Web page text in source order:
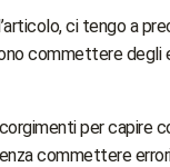
ci tengo a
commettere degli
per capire
commettere